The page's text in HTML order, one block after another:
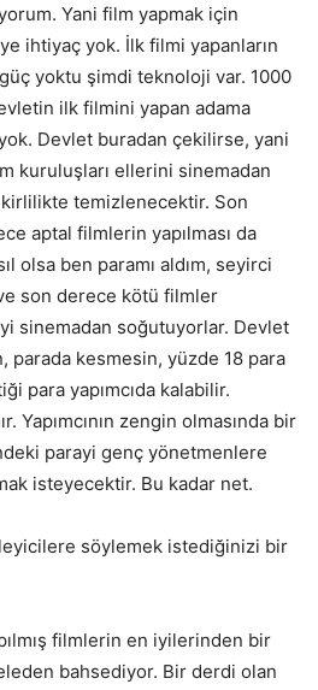
Yani film yapmak için
ihtiyaç yok. İlk filmi yapanların
yoktu şimdi teknoloji var. 1000
ilk filmini yapan adama
Devlet buradan çekilirse, yani
kuruluşları ellerini sinemadan
temizlenecektir. Son
aptal filmlerin yapılması da
olsa ben paramı aldım, seyirci
son derece kötü filmler
sinemadan soğutuyorlar. Devlet
parada kesmesin, yüzde 18 para
para yapımcıda kalabilir.
Yapımcının zengin olmasında bir
parayi genç yönetmenlere
isteyecektir. Bu kadar net.
söylemek istediğinizi bir
filmlerin en iyilerinden bir
bahsediyor. Bir derdi olan